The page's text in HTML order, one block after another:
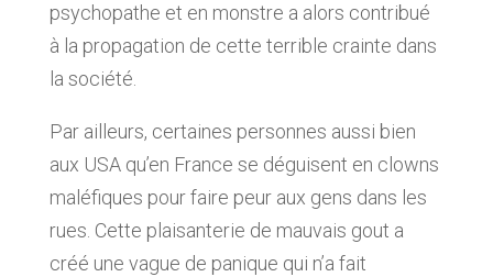
psychopathe et en monstre a alors contribué
à la propagation de cette terrible crainte dans
la société.
Par ailleurs, certaines personnes aussi bien
aux USA qu’en France se déguisent en clowns
maléfiques pour faire peur aux gens dans les
rues. Cette plaisanterie de mauvais gout a
créé une vague de panique qui n’a fait